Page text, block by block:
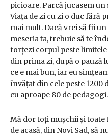
picioare. Parcă jucasem
Viața de zi cu zi o duc fără
mai mult. Dacă vrei să fii
meseria ta, trebuie să te
forțezi corpul peste
din prima zi, după o pauză
ce e mai bun, iar eu
învățat din cele peste 1200
cu aproape 80 de pedagogi.
Mă dor toți mușchii și
de acasă, din Novi Sad, să